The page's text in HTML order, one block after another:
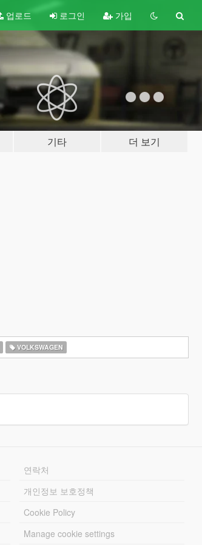
업로드 로그인 가입
기타 더 보기
VOLKSWAGEN
연락처
개인정보 보호정책
Cookie Policy
Manage cookie settings